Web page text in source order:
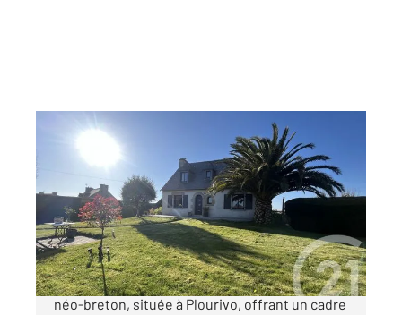
PLOURIVO 22
110,61 m
Ref : 1997
Maison à vendre
234 000 €
Découvrez cette charmante maison de style
néo-breton, située à Plourivo, offrant un cadre